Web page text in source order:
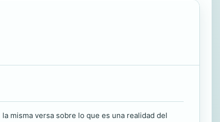
misma versa sobre lo que es una realidad del